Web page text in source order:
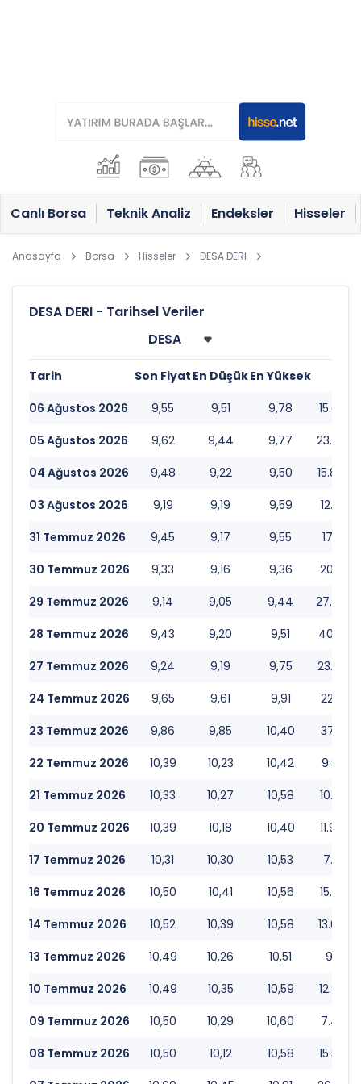
Canlı Borsa Teknik Analiz Endeksler Hisseler
Anasayfa Borsa Hisseler DESA DERI
DESA DERI - Tarihsel Veriler
Tarih Son Fiyat En DüşükEn Yüksek
06 Ağustos 2026
9,55 9,51 9,78
05 Ağustos 2026
9,62 9,44 9,77
04 Ağustos 2026
9,48 9,22 9,50
03 Ağustos 2026
9,19 9,19 9,59
31 Temmuz 2026
9,45 9,17 9,55
30 Temmuz 2026
9,33 9,16 9,36
29 Temmuz 2026
9,14 9,05 9,44
28 Temmuz 2026
9,43 9,20 9,51
27 Temmuz 2026
9,24 9,19 9,75
24 Temmuz 2026
9,65 9,61 9,91
23 Temmuz 2026
9,86 9,85 10,40
22 Temmuz 2026
10,39 10,23 10,42
21 Temmuz 2026
10,33 10,27 10,58
20 Temmuz 2026
10,39 10,18 10,40
17 Temmuz 2026
10,31 10,30 10,53
16 Temmuz 2026
10,50 10,41 10,56
14 Temmuz 2026
10,52 10,39 10,58
13 Temmuz 2026
10,49 10,26 10,51
10 Temmuz 2026
10,49 10,35 10,59
09 Temmuz 2026
10,50 10,29 10,60
08 Temmuz 2026
10,50 10,12 10,58